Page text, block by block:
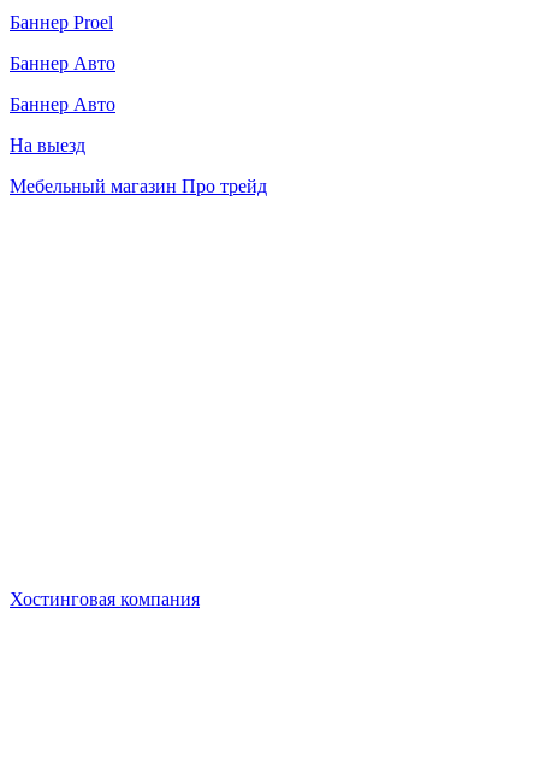
Баннер Proel
Баннер Авто
Баннер Авто
На выезд
Мебельный магазин Про трейд
Хостинговая компания